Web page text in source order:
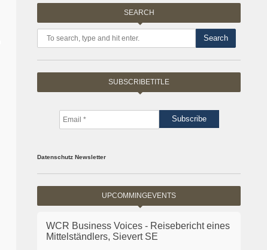
SEARCH
Search
SUBSCRIBETITLE
Datenschutz Newsletter
UPCOMMINGEVENTS
WCR Business Voices - Reisebericht eines
Mittelständlers, Sievert SE